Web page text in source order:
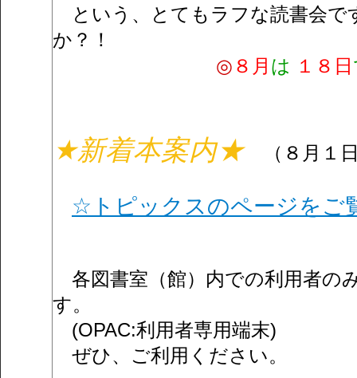
という、とてもラフな読書会で
か？！
◎ ８月 は １８日
★新着本案内★（ ８月１
☆トピックスのページをご
各図書室（館）内での利用者の
す。
(OPAC:利用者専用端末)
ぜひ、ご利用ください。